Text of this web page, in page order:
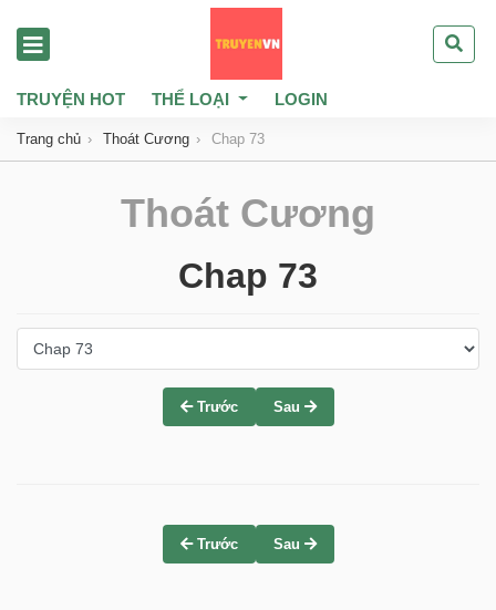
TRUYỆN HOT THỂ LOẠI LOGIN
Trang chủ Thoát Cương Chap 73
Thoát Cương
Chap 73
Trước Sau
Trước Sau